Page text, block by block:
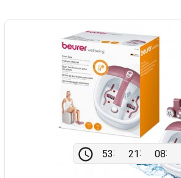
00
53 00
21 00
08